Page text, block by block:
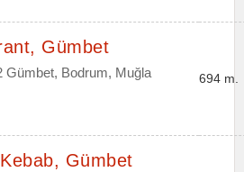
Gümbet
Gümbet, Bodrum, Muğla 694 m.
Gümbet